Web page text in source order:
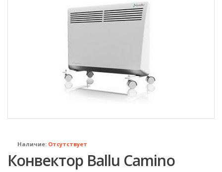
Наличие: Отсутствует
Конвектор Ballu Camino